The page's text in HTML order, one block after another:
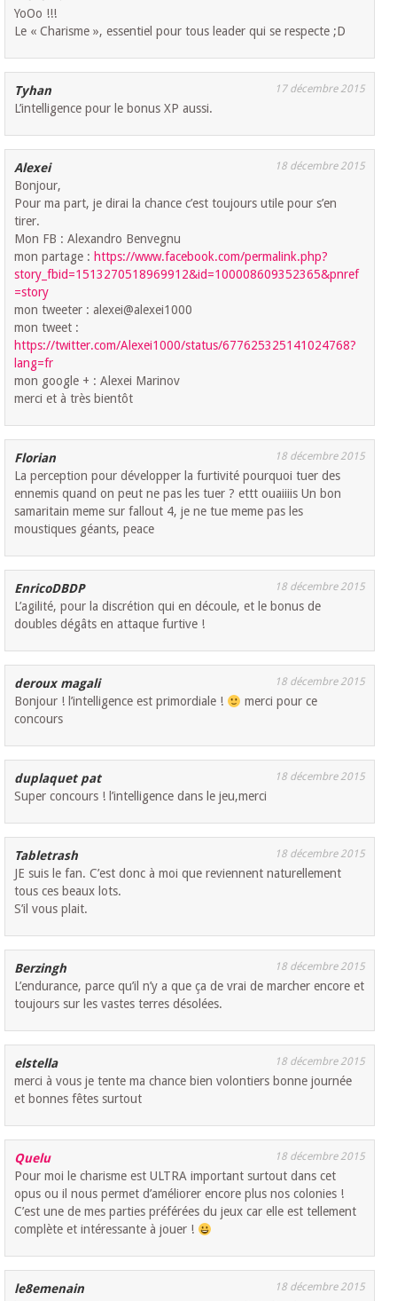
YoOo !!!
Le « Charisme », essentiel pour tous leader qui se respecte ;D
Tyhan 17 décembre 2015
L’intelligence pour le bonus XP aussi.
Alexei 18 décembre 2015
Bonjour,
Pour ma part, je dirai la chance c’est toujours utile pour s’en
tirer.
Mon FB : Alexandro Benvegnu
mon partage : https://www.facebook.com/permalink.php?
story_fbid=1513270518969912&id=100008609352365&pnref
=story
mon tweeter : alexei@alexei1000
mon tweet :
https://twitter.com/Alexei1000/status/677625325141024768?
lang=fr
mon google + : Alexei Marinov
merci et à très bientôt
Florian 18 décembre 2015
La perception pour développer la furtivité pourquoi tuer des
ennemis quand on peut ne pas les tuer ? ettt ouaiiiis Un bon
samaritain meme sur fallout 4, je ne tue meme pas les
moustiques géants, peace
EnricoDBDP 18 décembre 2015
L’agilité, pour la discrétion qui en découle, et le bonus de
doubles dégâts en attaque furtive !
deroux magali 18 décembre 2015
Bonjour ! l’intelligence est primordiale !
merci pour ce
concours
duplaquet pat 18 décembre 2015
Super concours ! l’intelligence dans le jeu,merci
Tabletrash 18 décembre 2015
JE suis le fan. C’est donc à moi que reviennent naturellement
tous ces beaux lots.
S’il vous plait.
Berzingh 18 décembre 2015
L’endurance, parce qu’il n’y a que ça de vrai de marcher encore et
toujours sur les vastes terres désolées.
elstella 18 décembre 2015
merci à vous je tente ma chance bien volontiers bonne journée
et bonnes fêtes surtout
Quelu 18 décembre 2015
Pour moi le charisme est ULTRA important surtout dans cet
opus ou il nous permet d’améliorer encore plus nos colonies !
C’est une de mes parties préférées du jeux car elle est tellement
complète et intéressante à jouer !
le8emenain 18 décembre 2015